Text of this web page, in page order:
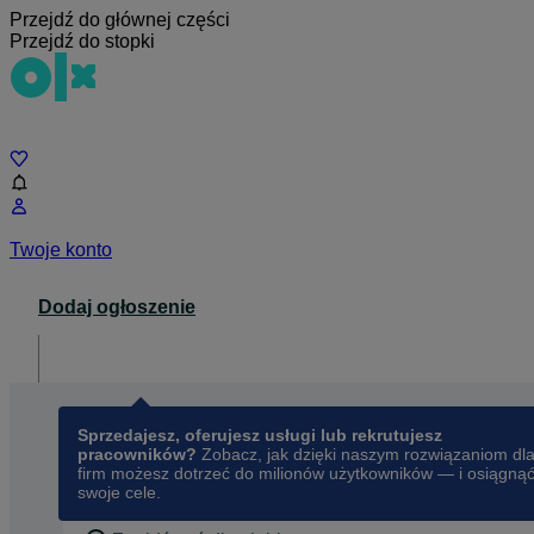
Przejdź do głównej części
Przejdź do stopki
Twoje konto
Dodaj ogłoszenie
Sprzedajesz, oferujesz usługi lub rekrutujesz
pracowników? Zobacz, jak dzięki naszym rozwiązaniom dla
firm możesz dotrzeć do milionów użytkowników — i osiągnąć
swoje cele.